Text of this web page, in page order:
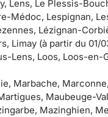
Lens, Le Plessis-
Médoc, Lespignan,
Lézignan-
Limay (à partir du 01/
Lens, Loos, Loos-en-
Marbache,
Maubeuge-
Mazinghien,